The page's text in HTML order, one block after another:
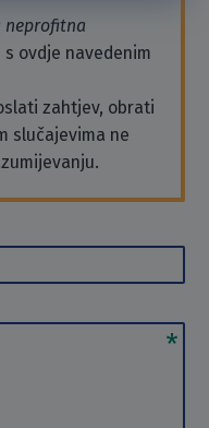
neprofitna
ovdje navedenim
zahtjev, obrati
slučajevima ne